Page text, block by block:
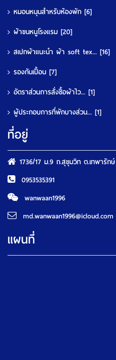
หมอนหนุนสำหรับห้องพัก [6]
ผ้าขนหนูโรงแรม [20]
สเปกผ้าแนะนำ ผ้า soft tex... [16]
รองกันเปื้อน [7]
อัตราส่วนการสั่งซื้อผ้าไว... [1]
ผู้ประกอบการที่พักบางส่วน... [1]
ที่อยู่
1736/17 ม.9 ถ.สุขุมวิท ต.เทพารั
0953535391
wanwaan1996
md.wanwaan1996@icloud.com
แผนที่